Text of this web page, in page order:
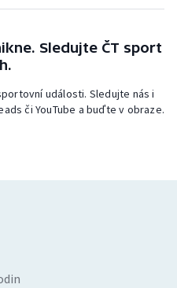
Sledujte ČT sport
události. Sledujte nás i
či YouTube a buďte v obraze.